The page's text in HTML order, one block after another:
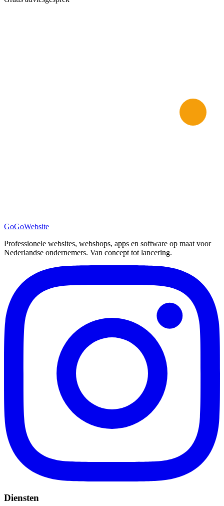
GoGoWebsite
Professionele websites, webshops, apps en software op maat voor
Nederlandse ondernemers. Van concept tot lancering.
Diensten